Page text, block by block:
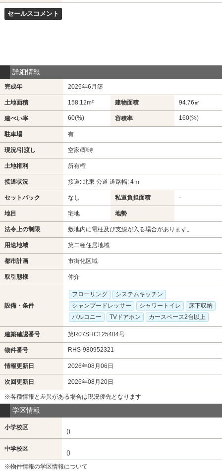
セールスコメント
詳細情報
完成年 2026年6月築
土地面積 158.12m² 建物面積 94.76㎡
建ぺい率 60(%) 容積率 160(%)
駐車場 有
現況/引渡し 空家/即時
土地権利 所有権
接道状況 接道: 北東 公道 道路幅: 4ｍ
セットバック なし 私道負担面積 -
地目 宅地 地勢
法令上の制限 敷地内に電柱及び支線が入る場合があります。
用途地域 第二種住居地域
都市計画 市街化区域
取引態様 仲介
設備・条件
フローリング
システムキッチン
シャンプードレッサー
シャワートイレ
床下収納
バルコニー
TVドアホン カースペース2台以上
建築確認番号 第R07SHC125404号
物件番号 RHS-980952321
情報更新日 2026年08月06日
次回更新日 2026年08月20日
※各種情報と差異がある場合は現況優先となります
学区情報
小学校区
()
中学校区
()
※物件情報の学区情報について